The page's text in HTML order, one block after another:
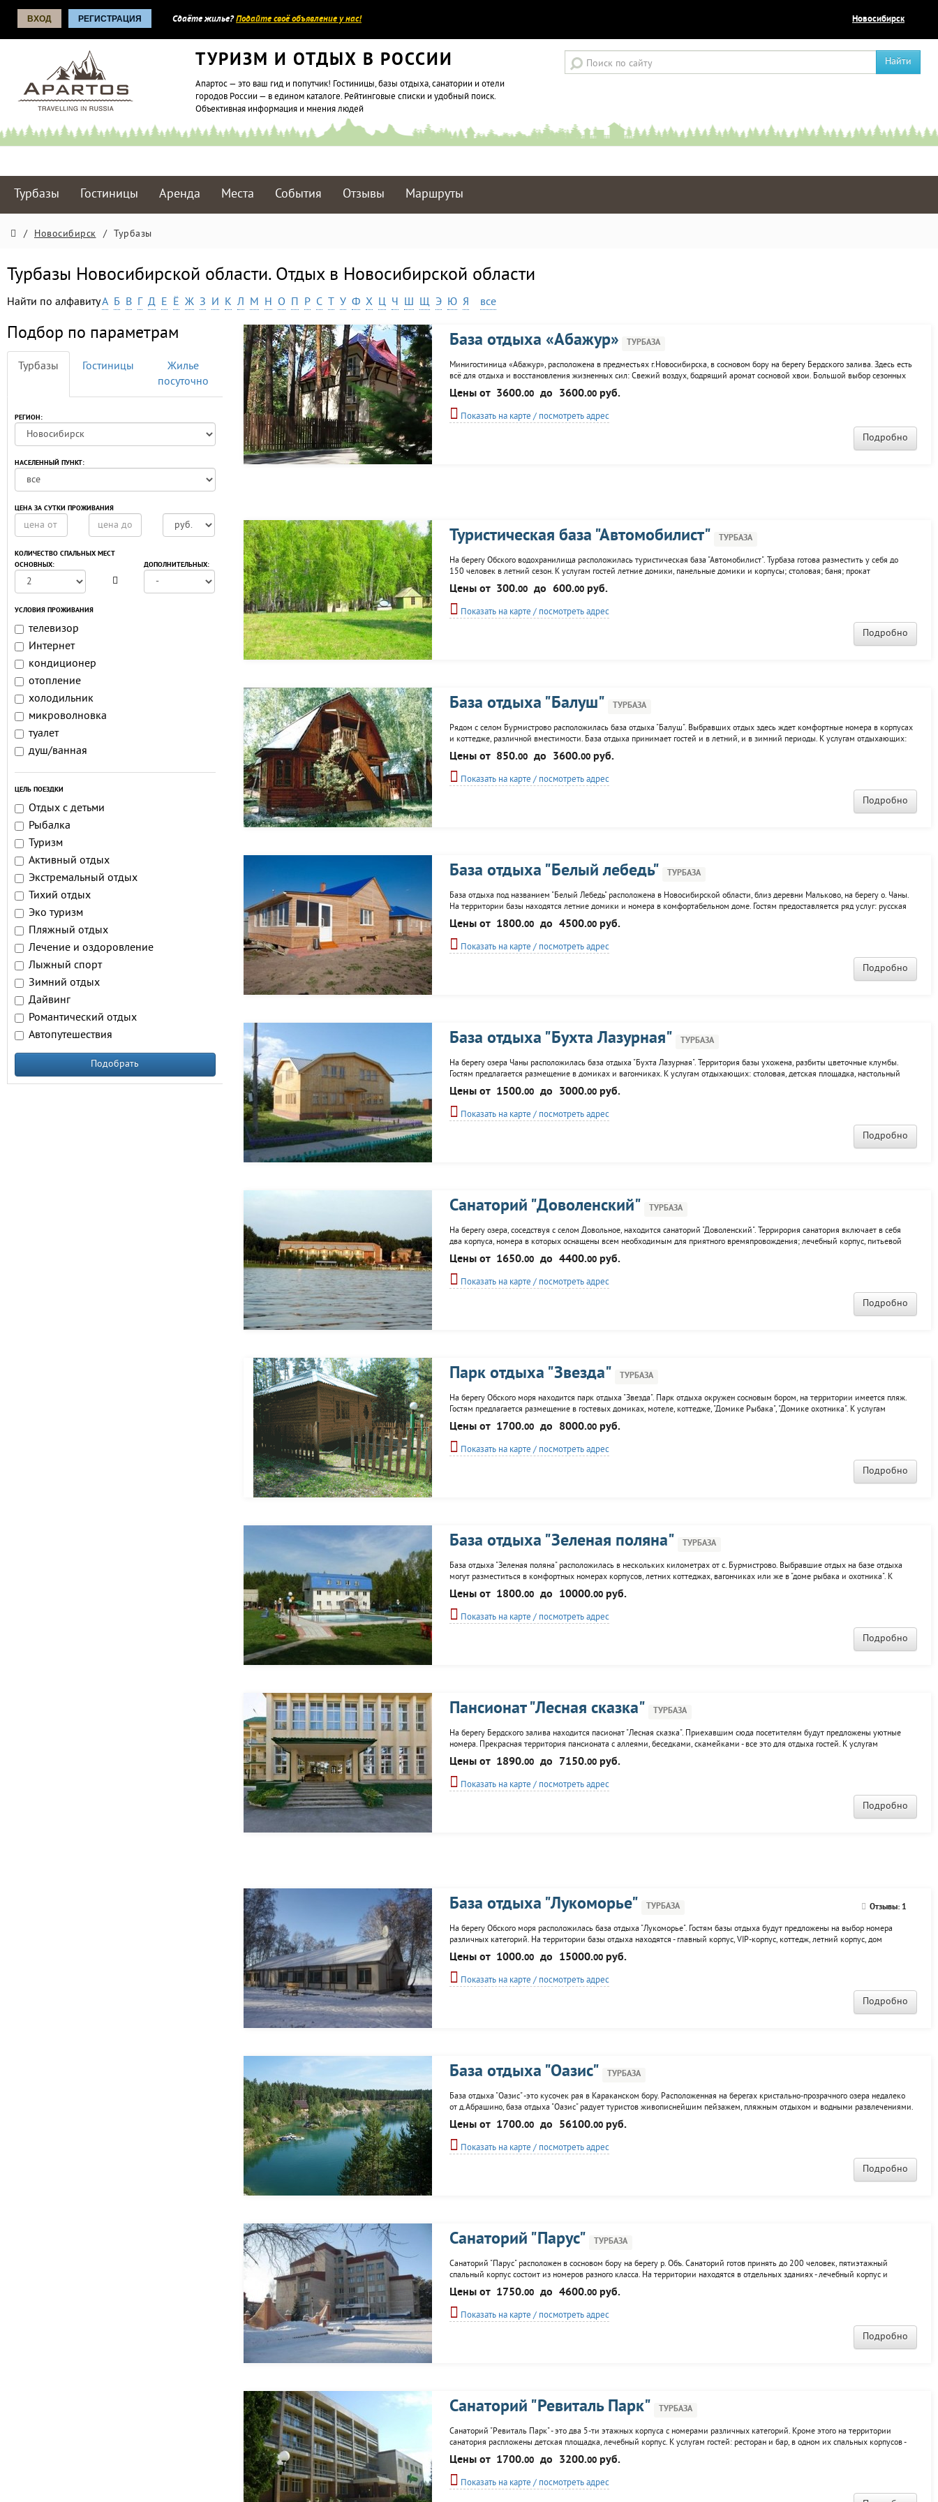
ВХОД РЕГИСТРАЦИЯ Сдаёте жилье?Подайте своё объявление у нас! Новосибирск
ТУРИЗМ И ОТДЫХ В РОССИИ
Апартос — это ваш гид и попутчик! Гостиницы, базы отдыха, санатории и отели
городов России — в едином каталоге. Рейтинговые списки и удобный поиск.
Объективная информация и мнения людей
Найти
Турбазы Гостиницы Аренда Места События Отзывы Маршруты
/ Новосибирск / Турбазы
Турбазы Новосибирской области. Отдых в Новосибирской области
Найти по алфавитуА Б В Г Д Е Ё Ж З И К Л М Н О П Р С Т У Ф Х Ц Ч Ш Щ Э Ю Я все
Подбор по параметрам
Турбазы Гостиницы
Жилье
посуточно
РЕГИОН:
НАСЕЛЕННЫЙ ПУНКТ:
ЦЕНА ЗА СУТКИ ПРОЖИВАНИЯ
КОЛИЧЕСТВО СПАЛЬНЫХ МЕСТ
ОСНОВНЫХ:
ДОПОЛНИТЕЛЬНЫХ:
УСЛОВИЯ ПРОЖИВАНИЯ
телевизор
Интернет
кондиционер
отопление
холодильник
микроволновка
туалет
душ/ванная
ЦЕЛЬ ПОЕЗДКИ
Отдых с детьми
Рыбалка
Туризм
Активный отдых
Экстремальный отдых
Тихий отдых
Эко туризм
Пляжный отдых
Лечение и оздоровление
Лыжный спорт
Зимний отдых
Дайвинг
Романтический отдых
Автопутешествия
Подобрать
База отдыха «Абажур» ТУРБАЗА
Минигостиница «Абажур», расположена в предместьях г.Новосибирска, в сосновом бору на берегу Бердского залива. Здесь есть
всё для отдыха и восстановления жизненных сил: Свежий воздух, бодрящий аромат сосновой хвои. Большой выбор сезонных
развлечений: снегоходы, гидроциклы и многое другое. Минигостиница «Абажур» расположена на территории пансионата
«Былина», все...
Цены от 3600.00 до 3600.00руб.
Показать на карте / посмотреть адрес
Подробно
Туристическая база "Автомобилист" ТУРБАЗА
На берегу Обского водохранилища расположилась туристическая база "Автомобилист". Турбаза готова разместить у себя до
150 человек в летний сезон. К услугам гостей летние домики, панельные домики и корпусы; столовая; баня; прокат
катамаранов; пляж; настольный теннис; мангалы.
Цены от 300.00 до 600.00руб.
Показать на карте / посмотреть адрес
Подробно
База отдыха "Балуш" ТУРБАЗА
Рядом с селом Бурмистрово расположилась база отдыха "Балуш". Выбравших отдых здесь ждет комфортные номера в корпусах
и коттедже, различной вместимости. База отдыха принимает гостей и в летний, и в зимний периоды. К услугам отдыхающих:
спортзал, актовый зал, тренинг-зал, спортплощадки, буфет, столовая, скалодром, банный комплекс, прокат спортинвентаря,
бильярд, катание на лошадях.
Цены от 850.00 до 3600.00руб.
Показать на карте / посмотреть адрес
Подробно
База отдыха "Белый лебедь" ТУРБАЗА
База отдыха под названием "Белый Лебедь" расположена в Новосибирской области, близ деревни Мальково, на берегу о. Чаны.
На территории базы находятся летние домики и номера в комфортабельном доме. Гостям предоставляется ряд услуг: русская
баня, детская площадка, спортплощадка, прокат спортинвентаря, беседки для отдыха, кафе, собственный пляж.
Цены от 1800.00 до 4500.00руб.
Показать на карте / посмотреть адрес
Подробно
База отдыха "Бухта Лазурная" ТУРБАЗА
На берегу озера Чаны расположилась база отдыха "Бухта Лазурная". Территория базы ухожена, разбиты цветочные клумбы.
Гостям предлагается размещение в домиках и вагончиках. К услугам отдыхающих: столовая, детская площадка, настольный
теннис, спортплощадки, бильярд, русская баня, кафе, бар, шашлычная, дискотеки, пляж, прокат водных средств и
спортинвентаря.
Цены от 1500.00 до 3000.00руб.
Показать на карте / посмотреть адрес
Подробно
Санаторий "Доволенский" ТУРБАЗА
На берегу озера, соседствуя с селом Довольное, находится санаторий "Доволенский". Террирория санатория включает в себя
два корпуса, номера в которых оснащены всем необходимым для приятного времяпровождения; лечебный корпус, питьевой
бювет. К услугам гостей: детский городок, спортплощадки, пляж, столовая, клуб, прокат спортинвентаря, плавсредств, видео-
салон, караоке, библиотека...
Цены от 1650.00 до 4400.00руб.
Показать на карте / посмотреть адрес
Подробно
Парк отдыха "Звезда" ТУРБАЗА
На берегу Обского моря находится парк отдыха "Звезда". Парк отдыха окружен сосновым бором, на территории имеется пляж.
Гостям предлагается размещение в гостевых домиках, мотеле, коттедже, "Домике Рыбака", "Домике охотника". К услугам
отдыхающих: банкетные залы, беседки, мангалы, шатер, прокат спортинвентаря, спортплощадки, детская площадка, кафе, баня,
открытая...
Цены от 1700.00 до 8000.00руб.
Показать на карте / посмотреть адрес
Подробно
База отдыха "Зеленая поляна" ТУРБАЗА
База отдыха "Зеленая поляна" расположилась в нескольких километрах от с. Бурмистрово. Выбравшие отдых на базе отдыха
могут разместиться в комфортных номерах корпусов, летних коттеджах, вагончиках или же в "доме рыбака и охотника". К
услугам гостей: кафе, бассейн, детская площадка, спортплощадки, сауна, русская баня, бильярд, прокат лодок, катамаранов,
пляж.
Цены от 1800.00 до 10000.00руб.
Показать на карте / посмотреть адрес
Подробно
Пансионат "Лесная сказка" ТУРБАЗА
На берегу Бердского залива находится пасионат "Лесная сказка". Приехавшим сюда посетителям будут предложены уютные
номера. Прекрасная территория пансионата с аллеями, беседками, скамейками - все это для отдыха гостей. К услугам
отдыхающих в панстонате: конференц-зал, кафе, сауна, бассейн, бильярд, спортплощадки, тренажерный зал, прокат
спортинвентаря, прогулки на теплоходе, пляж...
Цены от 1890.00 до 7150.00руб.
Показать на карте / посмотреть адрес
Подробно
Отзывы: 1
База отдыха "Лукоморье" ТУРБАЗА
На берегу Обского моря расположилась база отдыха "Лукоморье". Гостям базы отдыха будут предложены на выбор номера
различных категорий. На территории базы отдыха находятся - главный корпус, VIP-корпус, коттедж, летний корпус, дом
охотника, терем, летние домики. К услугам отдыхающих: пейнтбол, прокат спортинвентаря и техники, сауна, баня, бильярд,
караоке, пневмотир, прокат лодок...
Цены от 1000.00 до 15000.00руб.
Показать на карте / посмотреть адрес
Подробно
База отдыха "Оазис" ТУРБАЗА
База отдыха "Оазис" -это кусочек рая в Караканском бору. Расположенная на берегах кристально-прозрачного озера недалеко
от д.Абрашино, база отдыха "Оазис" радует туристов живописнейшим пейзажем, пляжным отдыхом и водными развлечениями.
Прокат катамаранов и кормление форели - летом. Каток и беговые лыжи - зимой, это лишь малая доля развлечений, которую
предлагает это уникальное место. ...
Цены от 1700.00 до 56100.00руб.
Показать на карте / посмотреть адрес
Подробно
Санаторий "Парус" ТУРБАЗА
Санаторий "Парус" расположен в сосновом бору на берегу р. Объ. Санаторий готов принять до 200 человек, пятиэтажный
спальный корпус состоит из номеров разного класса. На территории находятся в отдельных зданиях - лечебный корпус и
столовая. К услугам гостей: бильярд, сауна, киноконцертный зал, солярий, пункт проката, библиотека, дискотеки,
экскурсионное сопровождение, игровая комната...
Цены от 1750.00 до 4600.00руб.
Показать на карте / посмотреть адрес
Подробно
Санаторий "Ревиталь Парк" ТУРБАЗА
Санаторий "Ревиталь Парк" - это два 5-ти этажных корпуса с номерами различных категорий. Кроме этого на территории
санатория распложены детская площадка, лечебный корпус. К услугам гостей: ресторан и бар, в одном их спальных корпусов -
кафе-барбекю, пляж, русская баня, прокат спортинвентаря, конференц-зал, тренажерный зал.
Цены от 1700.00 до 3200.00руб.
Показать на карте / посмотреть адрес